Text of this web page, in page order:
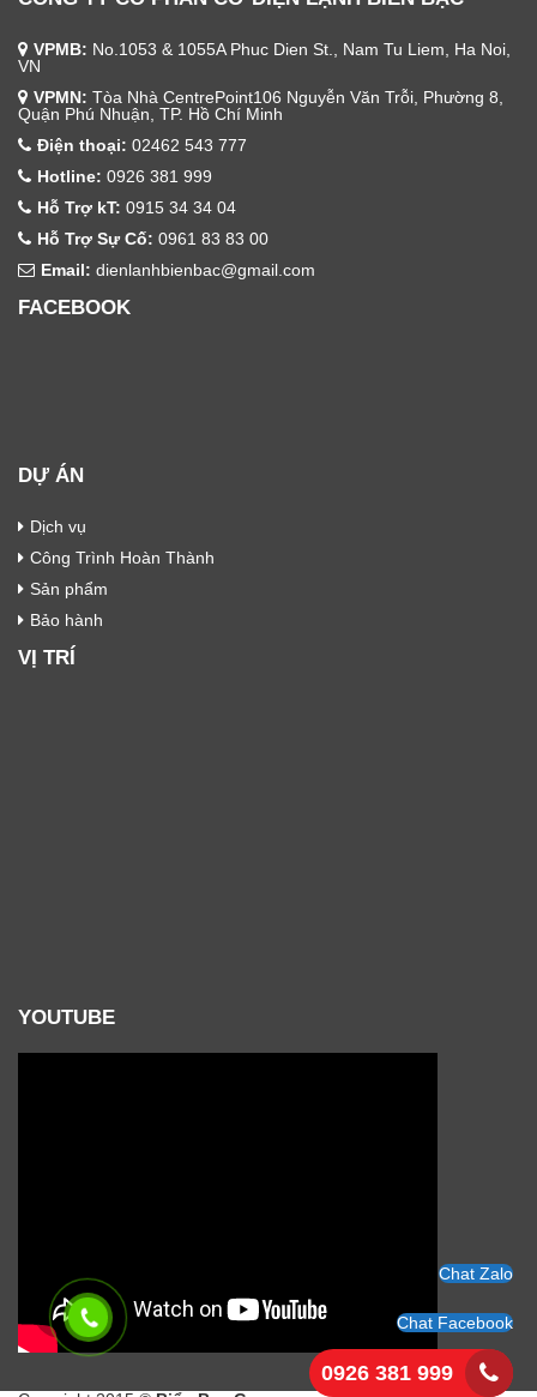
VPMB: No.1053 & 1055A Phuc Dien St., Nam Tu Liem, Ha Noi,
VN
VPMN: Tòa Nhà CentrePoint106 Nguyễn Văn Trỗi, Phường 8,
Quận Phú Nhuận, TP. Hồ Chí Minh
Điện thoại: 02462 543 777
Hotline: 0926 381 999
Hỗ Trợ kT: 0915 34 34 04
Hỗ Trợ Sự Cố: 0961 83 83 00
Email: dienlanhbienbac@gmail.com
FACEBOOK
DỰ ÁN
Dịch vụ
Công Trình Hoàn Thành
Sản phẩm
Bảo hành
VỊ TRÍ
YOUTUBE
Chat Zalo
Chat Facebook
0926 381 999